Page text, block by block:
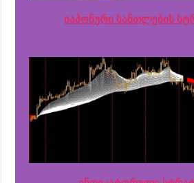
იაპონური სანთლების